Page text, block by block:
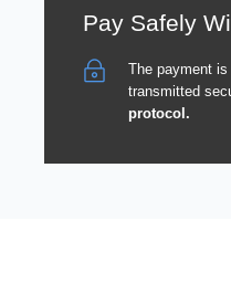
Pay Safely
The payment
transmitted
protocol.